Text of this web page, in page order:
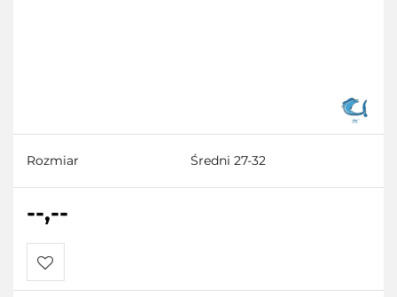
Rozmiar Średni 27-32
--,--